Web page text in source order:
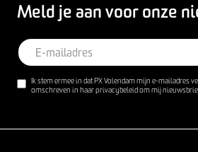
Meld je aan voor onze
Ik stem ermee in dat PX Volendam mijn e-mailadres
omschreven in haar privacybeleid om mij